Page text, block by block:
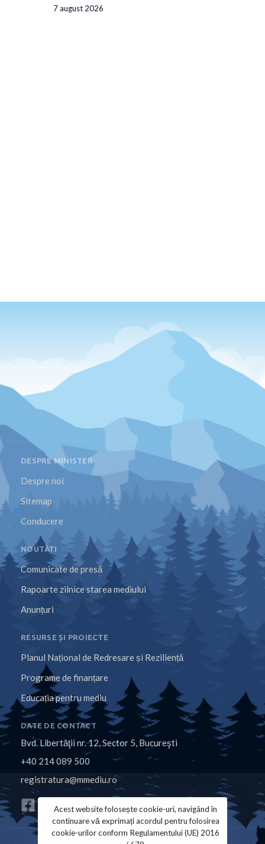
7 august 2026
DESPRE MINISTER
Despre noi
Sitemap
Conducere
NOUTĂȚI
Comunicate de presă
Rapoarte zilnice starea mediului
Anunțuri
RESURSE ȘI PROIECTE
Planul Național de Redresare și Reziliență
Programe de finanțare
Educația pentru mediu
DATE DE CONTACT
Bvd. Libertăţii nr. 12, Sector 5, Bucureşti
+40 214 089 500
registratura@mmediu.ro
Acest website folosește cookie-uri, navigând în
continuare vă exprimați acordul pentru folosirea
cookie-urilor conform Regulamentului (UE) 2016